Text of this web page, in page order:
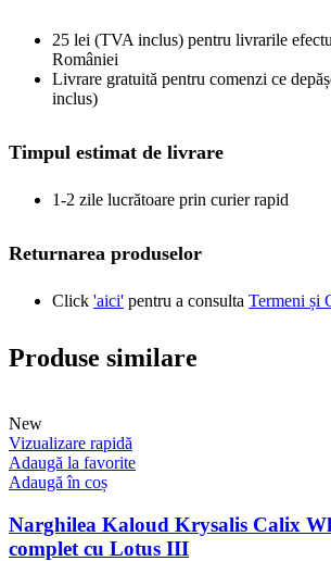
25 lei (TVA inclus) pentru livrarile
României
Livrare gratuită pentru comenzi ce
inclus)
Timpul estimat de livrare
1-2 zile lucrătoare prin curier rapid
Returnarea produselor
Click 'aici' pentru a consulta Termeni și
Produse similare
New
Vizualizare rapidă
Adaugă la favorite
Adaugă în coș
Narghilea Kaloud Krysalis Calix
complet cu Lotus III